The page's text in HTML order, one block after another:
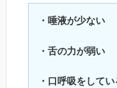
・唾液が少ない
・舌の力が弱い
・口呼吸をしてい